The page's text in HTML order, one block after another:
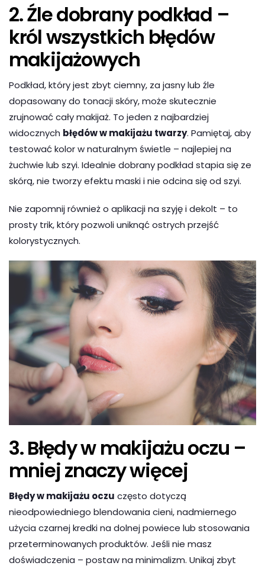
2. Źle dobrany podkład –
król wszystkich błędów
makijażowych
Podkład, który jest zbyt ciemny, za jasny lub źle
dopasowany do tonacji skóry, może skutecznie
zrujnować cały makijaż. To jeden z najbardziej
widocznych błędów w makijażu twarzy. Pamiętaj, aby
testować kolor w naturalnym świetle – najlepiej na
żuchwie lub szyi. Idealnie dobrany podkład stapia się ze
skórą, nie tworzy efektu maski i nie odcina się od szyi.
Nie zapomnij również o aplikacji na szyję i dekolt – to
prosty trik, który pozwoli uniknąć ostrych przejść
kolorystycznych.
3. Błędy w makijażu oczu –
mniej znaczy więcej
Błędy w makijażu oczu często dotyczą
nieodpowiedniego blendowania cieni, nadmiernego
użycia czarnej kredki na dolnej powiece lub stosowania
przeterminowanych produktów. Jeśli nie masz
doświadczenia – postaw na minimalizm. Unikaj zbyt